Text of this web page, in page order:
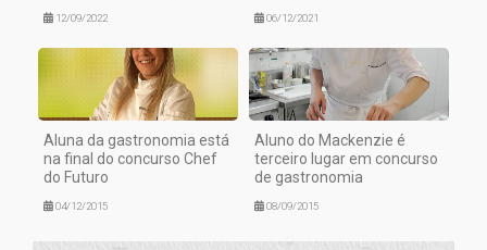
12/09/2022 06/12/2021
Aluna da gastronomia está
na final do concurso Chef
do Futuro
04/12/2015
Aluno do Mackenzie é
terceiro lugar em concurso
de gastronomia
08/09/2015